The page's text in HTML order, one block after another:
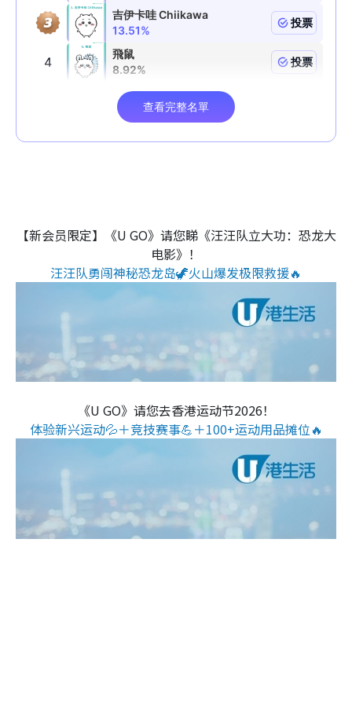
【新会员限定】《U GO》请您睇《汪汪队立大功：恐龙大
电影》！
汪汪队勇闯神秘恐龙岛🦖火山爆发极限救援🔥
《U GO》请您去香港运动节2026！
体验新兴运动💦＋竞技赛事💪＋100+运动用品摊位🔥